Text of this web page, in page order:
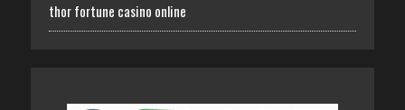
thor fortune casino online